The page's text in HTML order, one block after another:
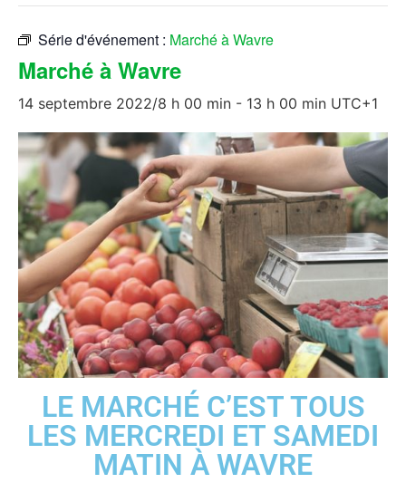
Série d'événement : Marché à Wavre
Marché à Wavre
14 septembre 2022/8 h 00 min - 13 h 00 min UTC+1
LE MARCHÉ C’EST TOUS
LES MERCREDI ET SAMEDI
MATIN À WAVRE